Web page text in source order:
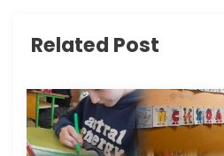
п
с
Related Post